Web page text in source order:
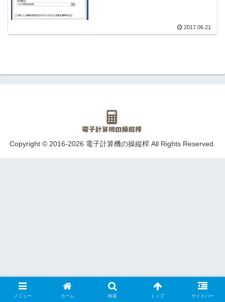
2017.06.21
Copyright © 2016-2026 電子計算機の操縦桿 All Rights Reserved.
メニュー ホーム 検索 トップ サイドバー